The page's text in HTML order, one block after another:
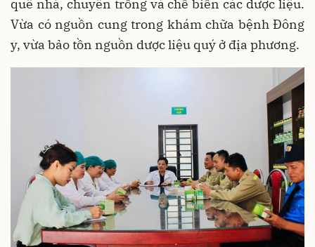
quê nhà, chuyên trồng và chế biến các dược liệu.
Vừa có nguồn cung trong khám chữa bệnh Đông
y, vừa bảo tồn nguồn dược liệu quý ở địa phương.